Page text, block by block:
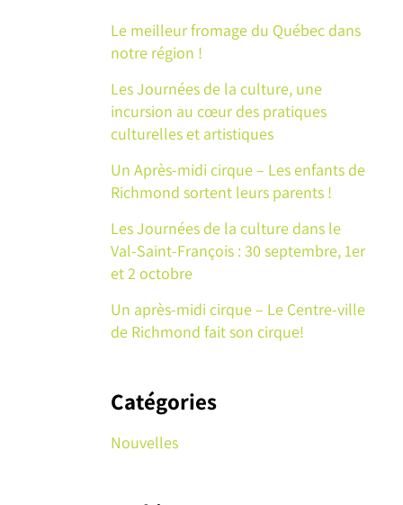
Le meilleur fromage du Québec dans
notre région !
Les Journées de la culture, une
incursion au cœur des pratiques
culturelles et artistiques
Un Après-midi cirque – Les enfants de
Richmond sortent leurs parents !
Les Journées de la culture dans le
Val-Saint-François : 30 septembre, 1er
et 2 octobre
Un après-midi cirque – Le Centre-ville
de Richmond fait son cirque!
Catégories
Nouvelles